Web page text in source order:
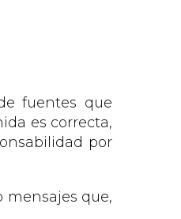
fuentes que
es correcta,
por
mensajes que,